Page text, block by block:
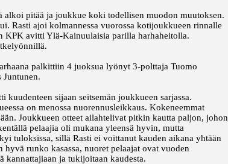
alkoi pitää ja joukkue koki todellisen muodon muutoksen.
Rasti ajoi kolmannessa vuorossa kotijoukkueen rinnalle
KPK avitti Ylä-Kainuulaisia parilla harhaheitolla.
palkittiin 4 juoksua lyönyt 3-polttaja Tuomo
sijaan seitsemän joukkueen sarjassa.
on menossa nuorennusleikkaus. Kokeneemmat
Joukkueen otteet ailahtelivat pitkin kautta paljon, johon
pelaajia oli mukana yleensä hyvin, mutta
tuloksissa, sillä Rasti ei voittanut kauden aikana yhtään
runko kasassa, nuoret pelaajat ovat vuoden
kannattajiaan ja tukijoitaan kaudesta.